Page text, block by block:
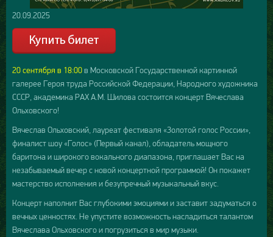
20.09.2025
20 сентября в 18:00в Московской Государственной картинной
галерее Героя труда Российской Федерации, Народного художника
СССР, академика РАХ А.М. Шилова состоится концерт Вячеслава
Ольховского!
Вячеслав Ольховский, лауреат фестиваля «Золотой голос России»,
финалист шоу «Голос» (Первый канал), обладатель мощного
баритона и широкого вокального диапазона, приглашает Вас на
незабываемый вечер с новой концертной программой! Он покажет
мастерство исполнения и безупречный музыкальный вкус.
Концерт наполнит Вас глубокими эмоциями и заставит задуматься о
вечных ценностях. Не упустите возможность насладиться талантом
Вячеслава Ольховского и погрузиться в мир музыки.